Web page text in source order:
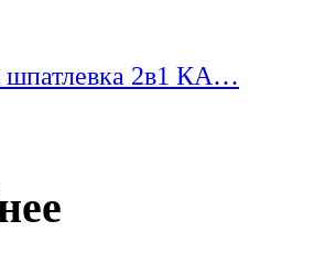
шпатлевка 2в1 КА…